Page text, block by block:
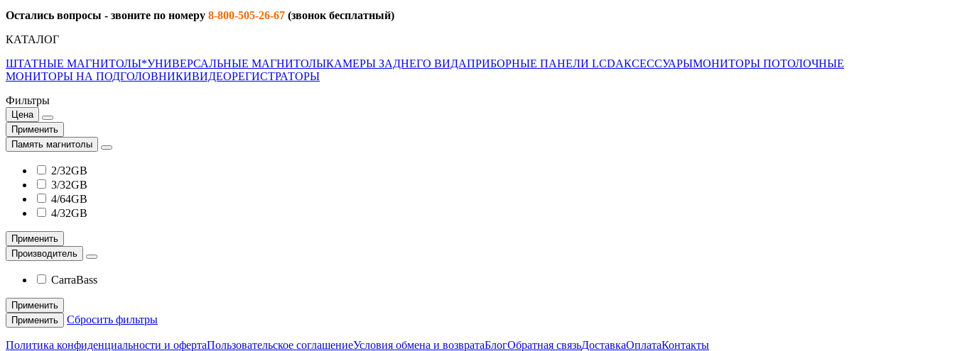
Остались вопросы - звоните по номеру 8-800-505-26-67 (звонок бесплатный)
КАТАЛОГ
ШТАТНЫЕ МАГНИТОЛЫ*УНИВЕРСАЛЬНЫЕ МАГНИТОЛЫКАМЕРЫ ЗАДНЕГО ВИДАПРИБОРНЫЕ ПАНЕЛИ LCDАКСЕССУАРЫМОНИТОРЫ ПОТОЛОЧНЫЕ
МОНИТОРЫ НА ПОДГОЛОВНИКИВИДЕОРЕГИСТРАТОРЫ
Фильтры
Цена
Применить
Память магнитолы
2/32GB
3/32GB
4/64GB
4/32GB
Применить
Производитель
CarraBass
Применить
Применить
Сбросить фильтры
Политика конфиденциальности и офертаПользовательское соглашениеУсловия обмена и возвратаБлогОбратная связьДоставкаОплатаКонтакты